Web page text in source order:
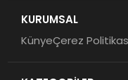
KURUMSAL
KünyeÇerez